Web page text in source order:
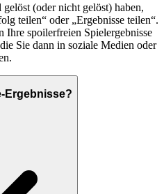
(oder nicht gelöst) haben,
teilen“ oder „Ergebnisse teilen“.
Ihre spoilerfreien Spielergebnisse
Sie dann in soziale Medien oder
Ergebnisse?